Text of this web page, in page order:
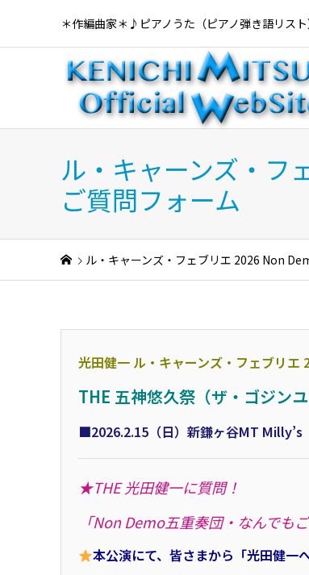
＊作編曲家＊♪ピアノうた（ピアノ弾き語リス
ル・キャーンズ・フ
ご質問フォーム
ル・キャーンズ・フェブリエ 2026 Non
光田健一 ル・キャーンズ・フェブリエ
THE 五神悠久祭（ザ・ゴジン
■2026.2.15（日）新鎌ヶ谷MT Milly’s
★THE 光田健一に質問！
「Non Demo五重奏団・なんでも
本公演にて、皆さまから「光田健一